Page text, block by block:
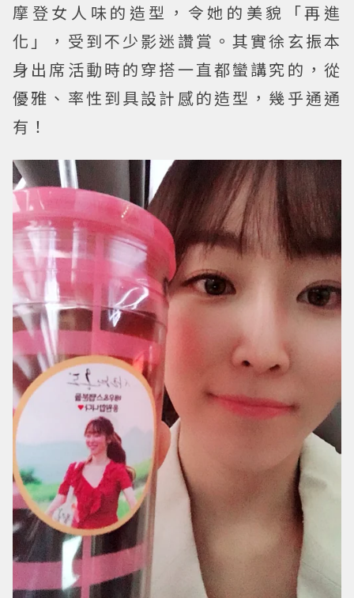
摩登女人味的造型，令她的美貌「再進
化」，受到不少影迷讚賞。其實徐玄振本
身出席活動時的穿搭一直都蠻講究的，從
優雅、率性到具設計感的造型，幾乎通通
有！